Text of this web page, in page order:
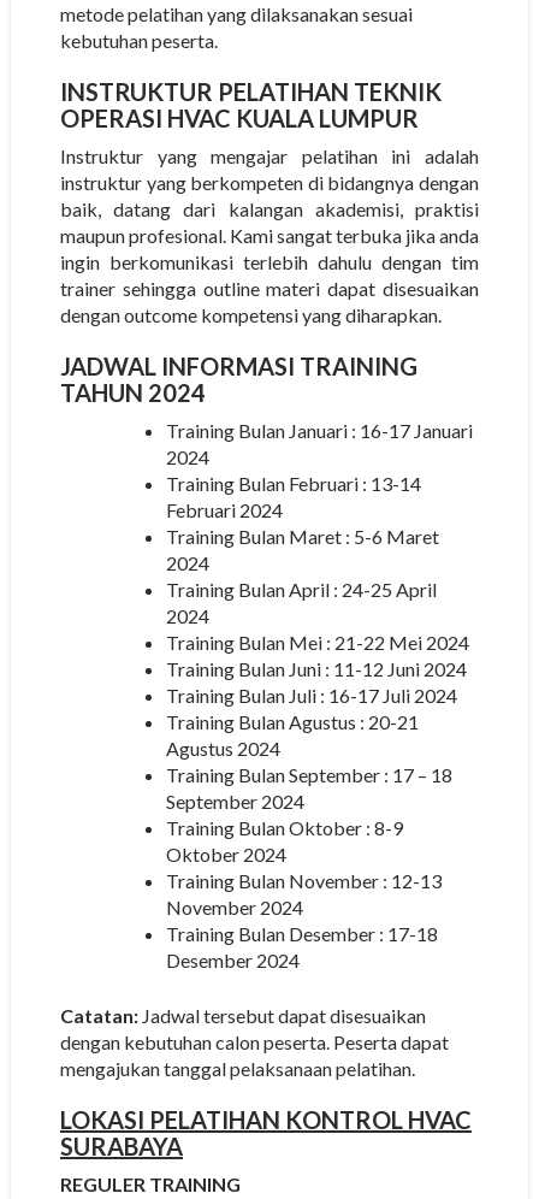
metode pelatihan yang dilaksanakan sesuai
kebutuhan peserta.
INSTRUKTUR PELATIHAN TEKNIK
OPERASI HVAC KUALA LUMPUR
Instruktur yang mengajar pelatihan ini adalah
instruktur yang berkompeten di bidangnya dengan
baik, datang dari kalangan akademisi, praktisi
maupun profesional. Kami sangat terbuka jika anda
ingin berkomunikasi terlebih dahulu dengan tim
trainer sehingga outline materi dapat disesuaikan
dengan outcome kompetensi yang diharapkan.
JADWAL INFORMASI TRAINING
TAHUN 2024
Training Bulan Januari : 16-17 Januari
2024
Training Bulan Februari : 13-14
Februari 2024
Training Bulan Maret : 5-6 Maret
2024
Training Bulan April : 24-25 April
2024
Training Bulan Mei : 21-22 Mei 2024
Training Bulan Juni : 11-12 Juni 2024
Training Bulan Juli : 16-17 Juli 2024
Training Bulan Agustus : 20-21
Agustus 2024
Training Bulan September : 17 – 18
September 2024
Training Bulan Oktober : 8-9
Oktober 2024
Training Bulan November : 12-13
November 2024
Training Bulan Desember : 17-18
Desember 2024
Catatan:Jadwal tersebut dapat disesuaikan
dengan kebutuhan calon peserta. Peserta dapat
mengajukan tanggal pelaksanaan pelatihan.
LOKASI PELATIHAN KONTROL HVAC
SURABAYA
REGULER TRAINING